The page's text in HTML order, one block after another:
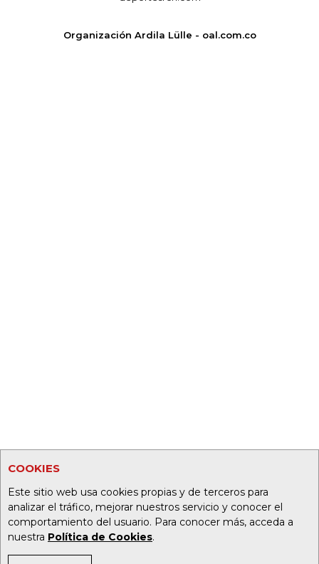
COOKIES
Este sitio web usa cookies propias y de terceros para
analizar el tráfico, mejorar nuestros servicio y conocer el
comportamiento del usuario. Para conocer más, acceda a
nuestra Política de Cookies.
Organización Ardila Lülle - oal.com.co